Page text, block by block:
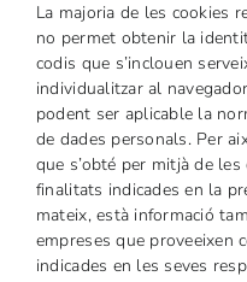
La majoria de les cookies
no permet obtenir la
codis que s’inclouen
individualitzar al
podent ser aplicable la
de dades personals. Per
que s’obté per mitjà de
finalitats indicades en la
mateix, està informació
empreses que proveeixen
indicades en les seves